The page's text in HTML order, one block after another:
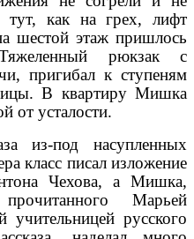
тут, как на грех, лифт
шестой этаж пришлось
рюкзак с
пригибал к ступеням
В квартиру Мишка
от усталости.
из-под насупленных
класс писал изложение
Чехова, а Мишка,
Марьей
учительницей русского